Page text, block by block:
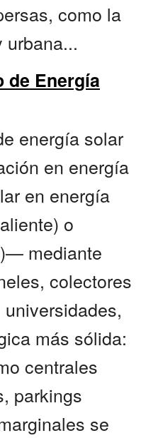
como la
de Energía
energía solar
en energía
en energía
o
mediante
colectores
más sólida:
centrales
parkings
se